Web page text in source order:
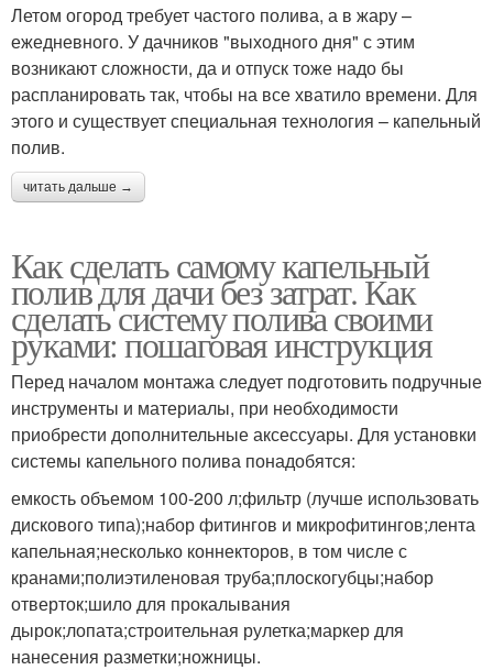
Летом огород требует частого полива, а в жару –
ежедневного. У дачников "выходного дня" с этим
возникают сложности, да и отпуск тоже надо бы
распланировать так, чтобы на все хватило времени. Для
этого и существует специальная технология – капельный
полив.
читать дальше →
Как сделать самому капельный
полив для дачи без затрат. Как
сделать систему полива своими
руками: пошаговая инструкция
Перед началом монтажа следует подготовить подручные
инструменты и материалы, при необходимости
приобрести дополнительные аксессуары. Для установки
системы капельного полива понадобятся:
емкость объемом 100-200 л;фильтр (лучше использовать
дискового типа);набор фитингов и микрофитингов;лента
капельная;несколько коннекторов, в том числе с
кранами;полиэтиленовая труба;плоскогубцы;набор
отверток;шило для прокалывания
дырок;лопата;строительная рулетка;маркер для
нанесения разметки;ножницы.